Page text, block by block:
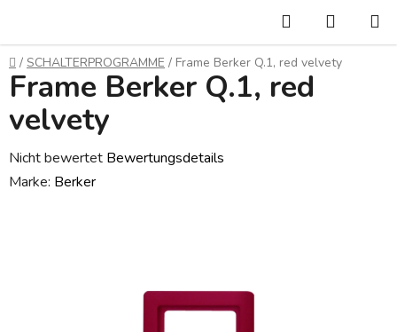
springen
Suchen
Startseite
/ SCHALTERPROGRAMME / Frame Berker Q.1, red velvety
Frame Berker Q.1, red
velvety
Die
durchschnittliche
Nicht bewertet Bewertungsdetails
Marke: Berker